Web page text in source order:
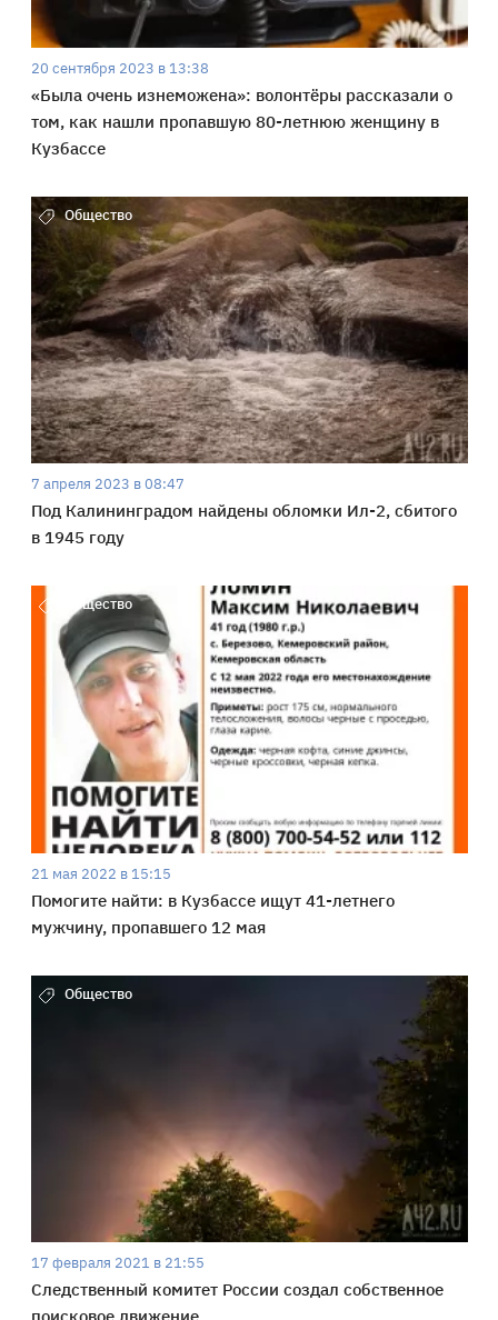
20 сентября 2023 в 13:38
«Была очень изнеможена»: волонтёры рассказали о
том, как нашли пропавшую 80-летнюю женщину в
Кузбассе
Общество
7 апреля 2023 в 08:47
Под Калининградом найдены обломки Ил-2, сбитого
в 1945 году
Общество
21 мая 2022 в 15:15
Помогите найти: в Кузбассе ищут 41-летнего
мужчину, пропавшего 12 мая
Общество
17 февраля 2021 в 21:55
Следственный комитет России создал собственное